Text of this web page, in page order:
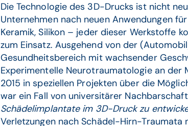
Die Technologie des 3D-Drucks ist nicht
Unternehmen nach neuen Anwendungen
Keramik, Silikon – jeder dieser Werkstoffe
zum Einsatz. Ausgehend von der
Gesundheitsbereich mit wachsender
Experimentelle Neurotraumatologie an
2015 in speziellen Projekten über die
war ein Fall von universitärer
Schädelimplantate im 3D-Druck zu
Verletzungen nach Schädel-Hirn-